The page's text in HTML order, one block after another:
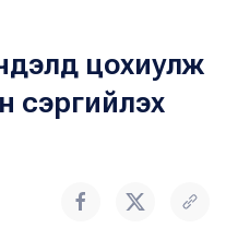
цохиулж
сэргийлэх